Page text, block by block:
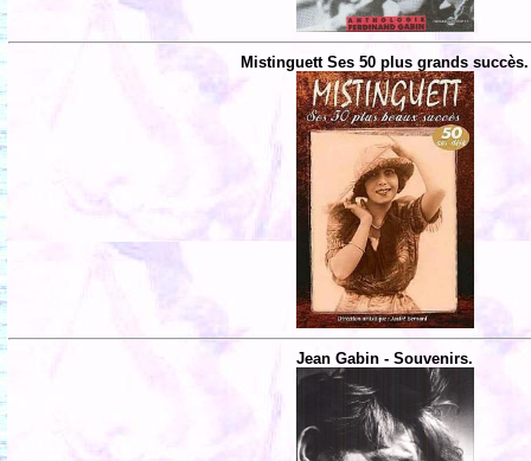
Mistinguett Ses 50 plus grands succès.
Jean Gabin - Souvenirs.